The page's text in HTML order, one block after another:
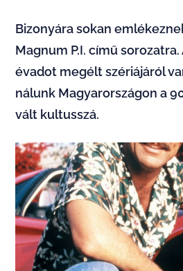
Bizonyára sokan
Magnum P.I. című
évadot megélt szériájáról
nálunk Magyarországon a
vált kultusszá.